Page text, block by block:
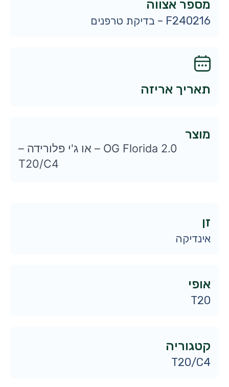
מספר אצווה
F240216 – בדיקת טרפנים
תאריך אריזה
מוצר
OG Florida 2.0 – או ג'י פלורידה –
T20/C4
זן
אינדיקה
אופי
T20
קטגוריה
T20/C4